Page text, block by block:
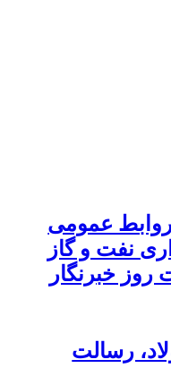
عمومی
نفت و گاز
روز خبرنگار
رسالت